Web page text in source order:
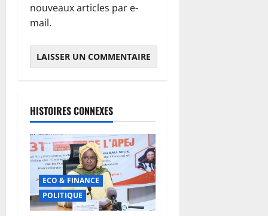
nouveaux articles par e-
mail.
HISTOIRES CONNEXES
ECO & FINANCE
POLITIQUE